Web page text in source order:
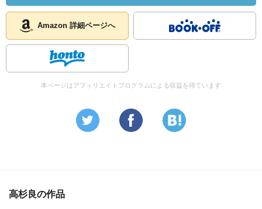
Amazon 詳細ページへ
本ページはアフィリエイトプログラムによる収益を得ています
高杉良の作品